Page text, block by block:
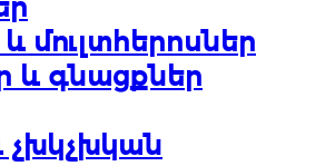
մուլտհերոսներ
և գնացքներ
չխկչխկան